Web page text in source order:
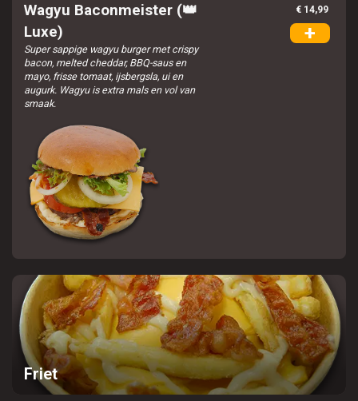
Wagyu Baconmeister (👑
Luxe)
Super sappige wagyu burger met crispy
bacon, melted cheddar, BBQ-saus en
mayo, frisse tomaat, ijsbergsla, ui en
augurk. Wagyu is extra mals en vol van
smaak.
€ 14,99
+
Friet